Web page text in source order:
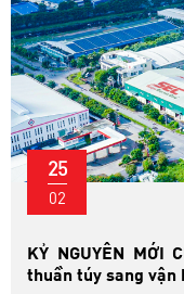
25
02
KỶ NGUYÊN MỚI
thuần túy sang vận